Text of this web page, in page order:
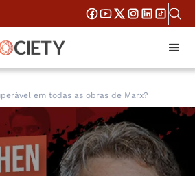
em todas as obras de Marx?